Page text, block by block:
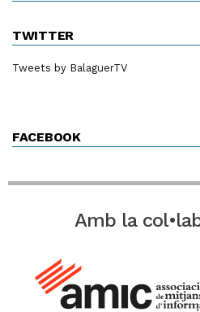
TWITTER
Tweets by BalaguerTV
FACEBOOK
Amb la